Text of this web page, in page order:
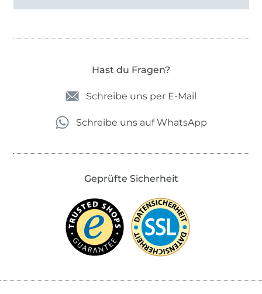
Hast du Fragen?
Schreibe uns per E-Mail
Schreibe uns auf WhatsApp
Geprüfte Sicherheit